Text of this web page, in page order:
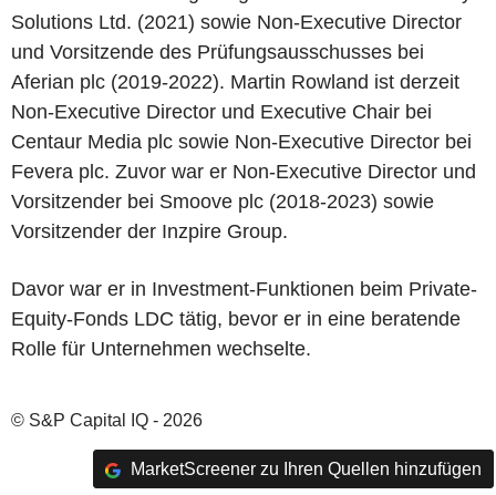
Solutions Ltd. (2021) sowie Non-Executive Director
und Vorsitzende des Prüfungsausschusses bei
Aferian plc (2019-2022). Martin Rowland ist derzeit
Non-Executive Director und Executive Chair bei
Centaur Media plc sowie Non-Executive Director bei
Fevera plc. Zuvor war er Non-Executive Director und
Vorsitzender bei Smoove plc (2018-2023) sowie
Vorsitzender der Inzpire Group.
Davor war er in Investment-Funktionen beim Private-
Equity-Fonds LDC tätig, bevor er in eine beratende
Rolle für Unternehmen wechselte.
© S&P Capital IQ - 2026
MarketScreener zu Ihren Quellen hinzufügen